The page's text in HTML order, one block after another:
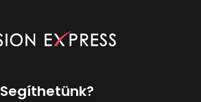
Segíthetünk?